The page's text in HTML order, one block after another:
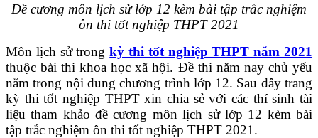
Đề cương môn lịch sử lớp 12 kèm bài tập trắc nghiệm
ôn thi tốt nghiệp THPT 2021
Môn lịch sử trongkỳ thi tốt nghiệp THPT năm 2021
thuộc bài thi khoa học xã hội. Đề thi năm nay chủ yếu
nằm trong nội dung chương trình lớp 12. Sau đây trang
kỳ thi tốt nghiệp THPT xin chia sẻ với các thí sinh tài
liệu tham khảo đề cương môn lịch sử lớp 12 kèm bài
tập trắc nghiệm ôn thi tốt nghiệp THPT 2021.